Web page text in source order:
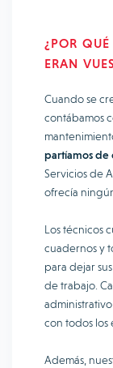
¿POR QUÉ
ERAN
Cuando se
contábamos
partíamos de
Servicios de
ofrecía
Los técnicos
cuadernos y
para dejar
de trabajo.
con todos los
Además,